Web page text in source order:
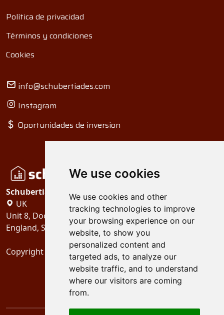
We use cookies
We use cookies and other
tracking technologies to improve
your browsing experience on our
website, to show you
personalized content and
targeted ads, to analyze our
website traffic, and to understand
where our visitors are coming
from.
Política de privacidad
Términos y condiciones
Cookies
info@schubertiades.com
Instagram
Oportunidades de inversion
Schubertiades, Ltd.
UK
Unit 8, Dock Offices, Surrey Quays Road, London
England, SE16 2XU
Copyright 2024 Schubertiades, Ltd.